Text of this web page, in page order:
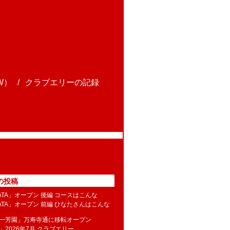
クラブエリーの記録
投稿
」オープン 後編 コースはこんな
」オープン 前編 ひなたさんはこんな
芳園」万寿寺通に移転オープン